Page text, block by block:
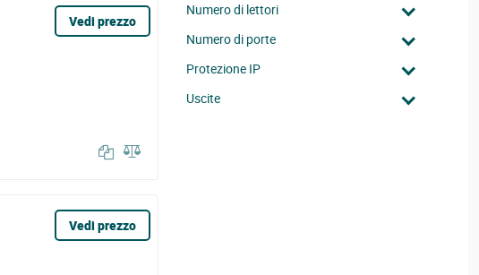
Vedi prezzo
Vedi prezzo
Numero di lettori
Numero di porte
Protezione IP
Uscite